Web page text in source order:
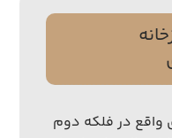
واقع در فلکه دوم